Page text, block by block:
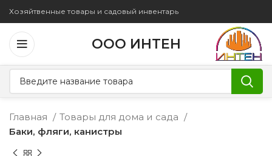
Хозяйтвенные товары и садовый инвентарь
ООО ИНТЕН
Главная
Товары для дома и сада
Баки, фляги, канистры